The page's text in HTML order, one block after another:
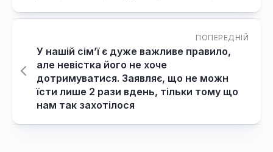
ПОПЕРЕДНІЙ
У нашій сім’ї є дуже важливе правило,
але невістка його не хоче
дотримуватися. Заявляє, що не можн
їсти лише 2 рази вдень, тільки тому що
нам так захотілося